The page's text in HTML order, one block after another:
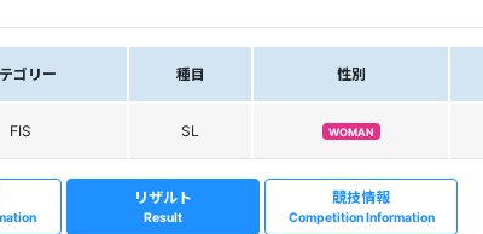
ゴリー 種目 性別
FIS SL WOMAN
リザルト
Result
競技情報
Competition Information